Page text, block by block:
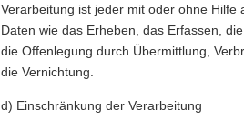
Verarbeitung ist jeder mit oder ohne
Daten wie das Erheben, das Erfassen,
die Offenlegung durch Übermittlung,
die Vernichtung.
d) Einschränkung der Verarbeitung